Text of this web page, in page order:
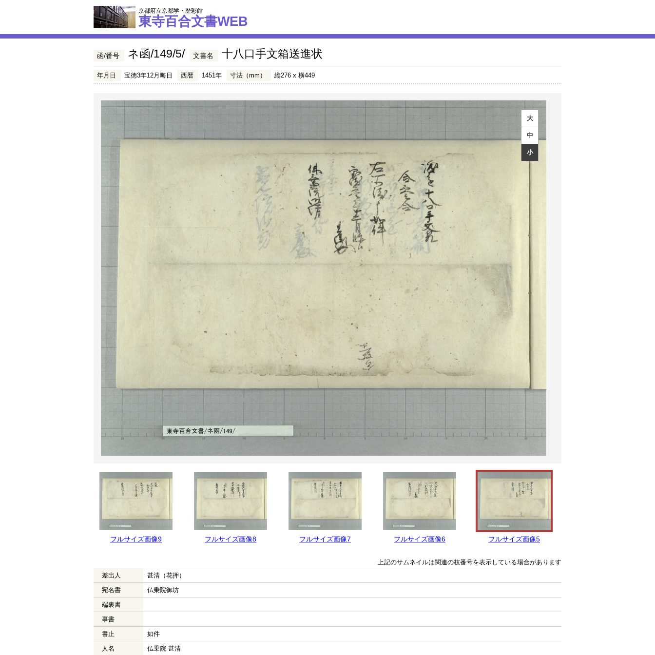
京都府立京都学・歴彩館
東寺百合文書WEB
函/番号 ネ函/149/5/ 文書名 十八口手文箱送進状
年月日 宝徳3年12月晦日 西暦 1451年 寸法（mm） 縦276 x 横449
大
中
小
フルサイズ画像9 フルサイズ画像8 フルサイズ画像7 フルサイズ画像6 フルサイズ画像5
上記のサムネイルは関連の枝番号を表示している場合があります
差出人
甚清（花押）
宛名書
仏乗院御坊
端裏書
事書
書止
如件
人名
仏乗院 甚清